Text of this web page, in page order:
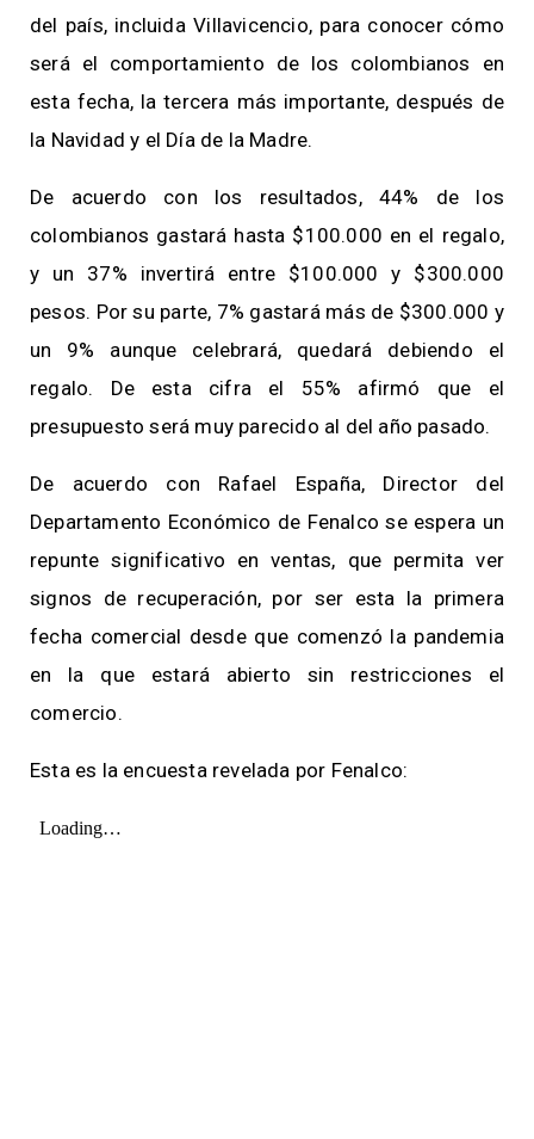
del país, incluida Villavicencio, para conocer cómo
será el comportamiento de los colombianos en
esta fecha, la tercera más importante, después de
la Navidad y el Día de la Madre.
De acuerdo con los resultados, 44% de los
colombianos gastará hasta $100.000 en el regalo,
y un 37% invertirá entre $100.000 y $300.000
pesos. Por su parte, 7% gastará más de $300.000 y
un 9% aunque celebrará, quedará debiendo el
regalo. De esta cifra el 55% afirmó que el
presupuesto será muy parecido al del año pasado.
De acuerdo con Rafael España, Director del
Departamento Económico de Fenalco se espera un
repunte significativo en ventas, que permita ver
signos de recuperación, por ser esta la primera
fecha comercial desde que comenzó la pandemia
en la que estará abierto sin restricciones el
comercio.
Esta es la encuesta revelada por Fenalco: